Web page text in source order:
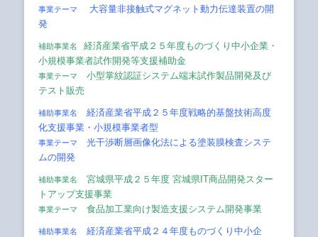
事業テーマ
大容量非接触式マグネット動力伝達装置の開
発
補助事業名 経済産業省平成２５年度ものづくり中小企業・
小規模事業者試作開発等支援補助金
事業テーマ
小型掌紋認証システム端末試作製品開発及び
テスト販売
補助事業名
経済産業省平成２５年度戦略的基盤技術高度
化支援事業・小規模事業者型
事業テーマ
光干渉断層画像化法による塗装膜検査システ
ムの開発
補助事業名
宮城県平成２５年度 宮城県IT商品開発スター
トアップ支援事業
事業テーマ 食品加工業向け製造支援システム開発事業
補助事業名
経済産業省平成２４年度ものづくり中小企